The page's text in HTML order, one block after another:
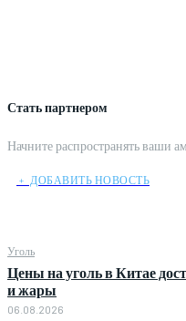
Стать партнером
Начните распространять ваши
﹢ ДОБАВИТЬ НОВОСТЬ
Уголь
Цены на уголь в Китае
и жары
06.08.2026